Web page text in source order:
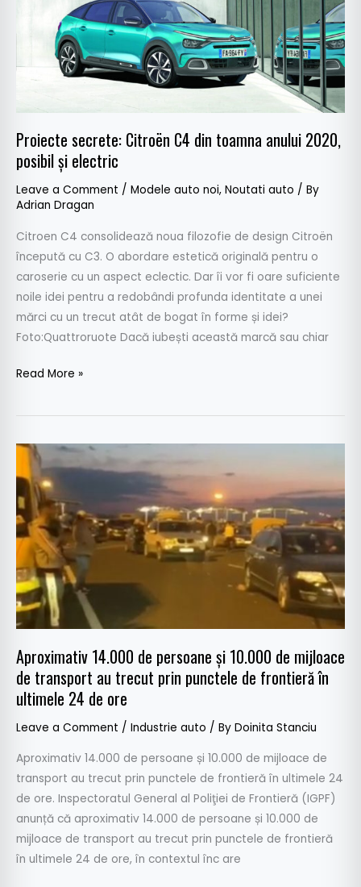
Proiecte secrete: Citroën C4 din toamna anului 2020,
posibil și electric
Leave a Comment / Modele auto noi, Noutati auto / By
Adrian Dragan
Citroen C4 consolidează noua filozofie de design Citroën
începută cu C3. O abordare estetică originală pentru o
caroserie cu un aspect eclectic. Dar îi vor fi oare suficiente
noile idei pentru a redobândi profunda identitate a unei
mărci cu un trecut atât de bogat în forme și idei?
Foto:Quattroruote Dacă iubești această marcă sau chiar
și
Read More »
Aproximativ 14.000 de persoane și 10.000 de mijloace
de transport au trecut prin punctele de frontieră în
ultimele 24 de ore
Leave a Comment / Industrie auto / By Doinita Stanciu
Aproximativ 14.000 de persoane și 10.000 de mijloace de
transport au trecut prin punctele de frontieră în ultimele 24
de ore. Inspectoratul General al Poliţiei de Frontieră (IGPF)
anunță că aproximativ 14.000 de persoane și 10.000 de
mijloace de transport au trecut prin punctele de frontieră
în ultimele 24 de ore, în contextul înc are
Aproximativ
14.000
de
persoane
și
10.000
de
mijloace
de
transport
au
trecut
prin
de
frontieră
în
ultimele
24
de
ore